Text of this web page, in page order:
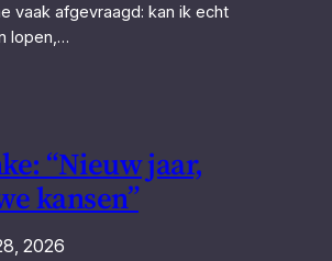
vaak afgevraagd: kan ik echt
lopen,…
“Nieuw jaar,
kansen”
2026